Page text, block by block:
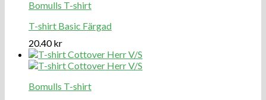
Bomulls T-shirt
T-shirt Basic Färgad
20.40kr
Bomulls T-shirt